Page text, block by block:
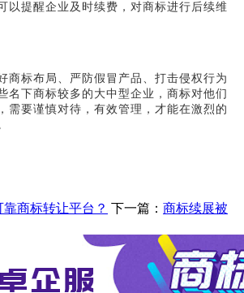
以提醒企业及时续费，对商标进行后续维
商标布局、严防假冒产品、打击侵权行为
名下商标较多的大中型企业，商标对他们
需要谨慎对待，有效管理，才能在激烈的
商标转让平台？ 下一篇： 商标续展被